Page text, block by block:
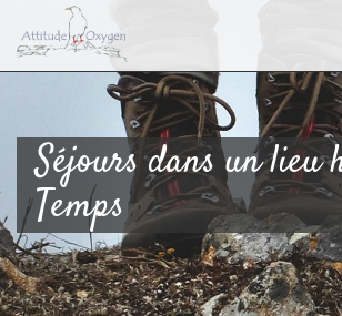
contenu
Séjours dans un lieu
Temps